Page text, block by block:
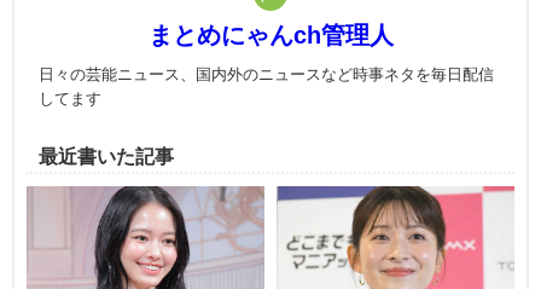
まとめにゃんch管理人
日々の芸能ニュース、国内外のニュースなど時事ネタを毎日配信
してます
最近書いた記事